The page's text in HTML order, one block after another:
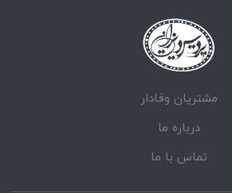
مشتریان وفادار
درباره ما
تماس با ما